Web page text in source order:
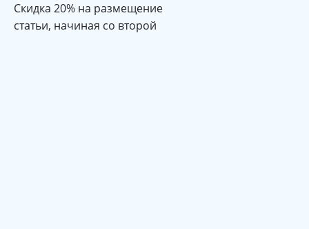
Cкидка 20% на размещение
статьи, начиная со второй